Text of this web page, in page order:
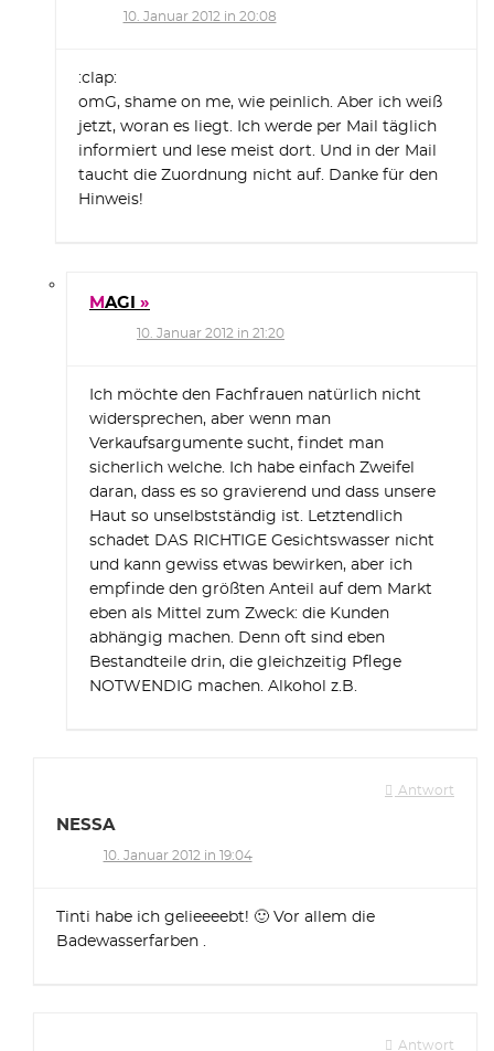
10. Januar 2012 in 20:08
:clap:
omG, shame on me, wie peinlich. Aber ich weiß
jetzt, woran es liegt. Ich werde per Mail täglich
informiert und lese meist dort. Und in der Mail
taucht die Zuordnung nicht auf. Danke für den
Hinweis!
MAGI
10. Januar 2012 in 21:20
Ich möchte den Fachfrauen natürlich nicht
widersprechen, aber wenn man
Verkaufsargumente sucht, findet man
sicherlich welche. Ich habe einfach Zweifel
daran, dass es so gravierend und dass unsere
Haut so unselbstständig ist. Letztendlich
schadet DAS RICHTIGE Gesichtswasser nicht
und kann gewiss etwas bewirken, aber ich
empfinde den größten Anteil auf dem Markt
eben als Mittel zum Zweck: die Kunden
abhängig machen. Denn oft sind eben
Bestandteile drin, die gleichzeitig Pflege
NOTWENDIG machen. Alkohol z.B.
Antwort
NESSA
10. Januar 2012 in 19:04
Tinti habe ich gelieeeebt! 🙂 Vor allem die
Badewasserfarben .
Antwort